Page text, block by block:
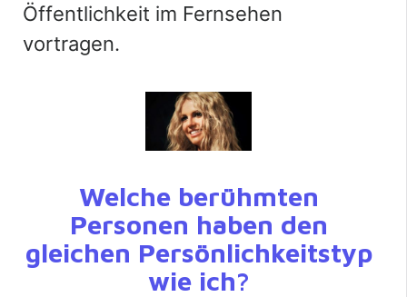
Öffentlichkeit im Fernsehen
vortragen.
Welche berühmten
Personen haben den
gleichen Persönlichkeitstyp
wie ich?